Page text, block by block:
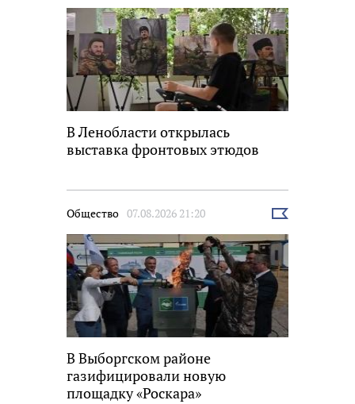
В Ленобласти открылась
выставка фронтовых этюдов
Общество 07.08.2026 21:20
Выбрать
В Выборгском районе
газифицировали новую
площадку «Роскара»